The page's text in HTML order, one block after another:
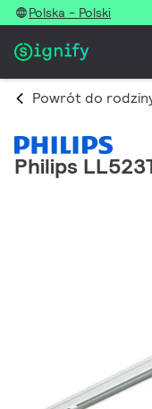
Polska - Polski
Powrót do
Philips